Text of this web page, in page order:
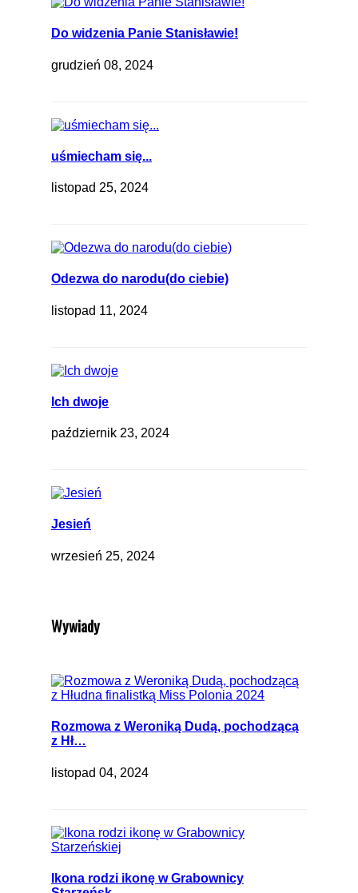
Do widzenia Panie Stanisławie!
grudzień 08, 2024
uśmiecham się...
listopad 25, 2024
Odezwa do narodu(do ciebie)
listopad 11, 2024
Ich dwoje
październik 23, 2024
Jesień
wrzesień 25, 2024
Wywiady
Rozmowa z Weroniką Dudą, pochodzącą
z Hł…
listopad 04, 2024
Ikona rodzi ikonę w Grabownicy